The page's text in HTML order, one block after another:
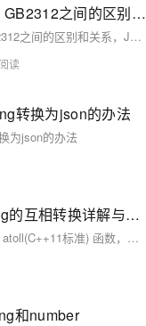
UTF-8 GBK UTF8 GB2312之间的区别和关系，Java中String和byte[]间的转换,byte 是怎样转为汉字，汉字转byte的；char与
UTF-8 GBK UTF8 GB2312之间的区别和关系，Java中String和byte[]间的转换,byte 是怎样转为汉字，汉字转byte的；char与
转换为json的办法
为json的办法
C/CPP中int和string的互相转换详解与多解例题分析
C标准库atoi, atof, atol, atoll(C++11标准) 函数，以及sprintf、sscanf函数，用sstream类，实现C++中int和string的互相转换
和number